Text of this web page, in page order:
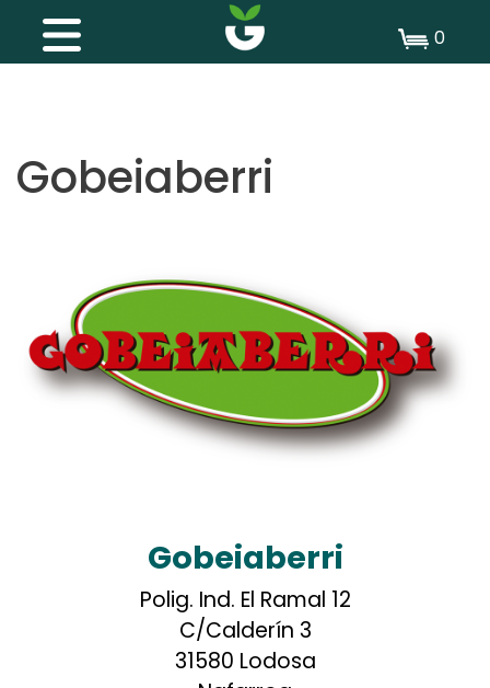
0
Gobeiaberri
Gobeiaberri
Polig. Ind. El Ramal 12
C/Calderín 3
31580 Lodosa